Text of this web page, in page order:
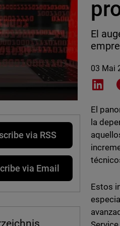
via RSS
via Email
El
03 Mai
El
la
Estos